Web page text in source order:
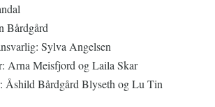
Bårdgård
Sylva Angelsen
Arna Meisfjord og Laila Skar
Åshild Bårdgård Blyseth og Lu Tin